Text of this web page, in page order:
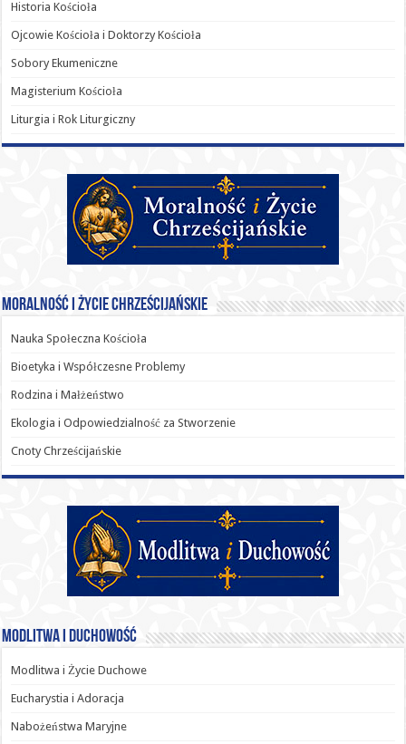
Historia Kościoła
Ojcowie Kościoła i Doktorzy Kościoła
Sobory Ekumeniczne
Magisterium Kościoła
Liturgia i Rok Liturgiczny
Moralność i Życie Chrześcijańskie
Nauka Społeczna Kościoła
Bioetyka i Współczesne Problemy
Rodzina i Małżeństwo
Ekologia i Odpowiedzialność za Stworzenie
Cnoty Chrześcijańskie
Modlitwa i Duchowość
Modlitwa i Życie Duchowe
Eucharystia i Adoracja
Nabożeństwa Maryjne